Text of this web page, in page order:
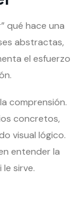
qué hace una
abstractas,
el esfuerzo
comprensión.
concretos,
visual lógico.
entender la
sirve.